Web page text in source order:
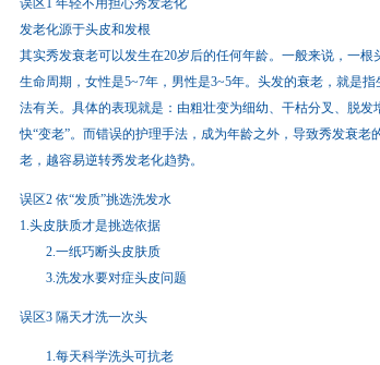
误区1 年轻不用担心秀发老化
发老化源于头皮和发根
其实秀发衰老可以发生在20岁后的任何年龄。一般来说，一
生命周期，女性是5~7年，男性是3~5年。头发的衰老，就是
法有关。具体的表现就是：由粗壮变为细幼、干枯分叉、脱
快“变老”。而错误的护理手法，成为年龄之外，导致秀发衰
老，越容易逆转秀发老化趋势。
误区2 依“发质”挑选洗发水
1.头皮肤质才是挑选依据
2.一纸巧断头皮肤质
3.洗发水要对症头皮问题
误区3 隔天才洗一次头
1.每天科学洗头可抗老